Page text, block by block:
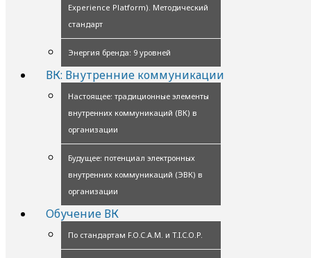
Experience Platform). Методический
стандарт
Энергия бренда: 9 уровней
ВК: Внутренние коммуникации
Настоящее: традиционные элементы
внутренних коммуникаций (ВК) в
организации
Будущее: потенциал электронных
внутренних коммуникаций (ЭВК) в
организации
Обучение ВК
По стандартам F.O.C.A.M. и T.I.C.O.P.